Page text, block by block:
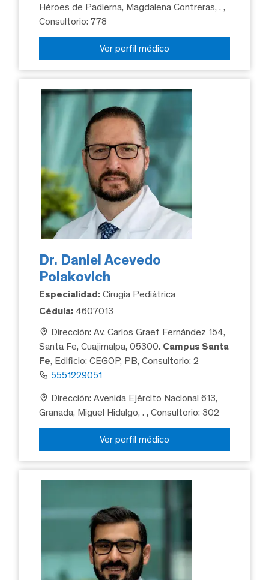
Héroes de Padierna, Magdalena Contreras, .,
Consultorio: 778
Ver perfil médico
Dr. Daniel Acevedo
Polakovich
Especialidad: Cirugía Pediátrica
Cédula: 4607013
Dirección: Av. Carlos Graef Fernández 154,
Santa Fe, Cuajimalpa, 05300. Campus Santa
Fe, Edificio: CEGOP, PB, Consultorio: 2
5551229051
Dirección: Avenida Ejército Nacional 613,
Granada, Miguel Hidalgo, ., Consultorio: 302
Ver perfil médico